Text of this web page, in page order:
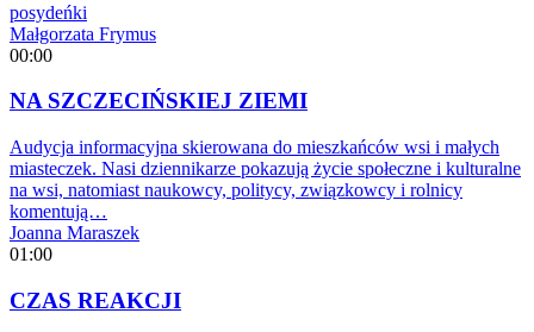
posydeńki
Małgorzata Frymus
00:00
NA SZCZECIŃSKIEJ ZIEMI
Audycja informacyjna skierowana do mieszkańców wsi i małych
miasteczek. Nasi dziennikarze pokazują życie społeczne i kulturalne
na wsi, natomiast naukowcy, politycy, związkowcy i rolnicy
komentują…
Joanna Maraszek
01:00
CZAS REAKCJI